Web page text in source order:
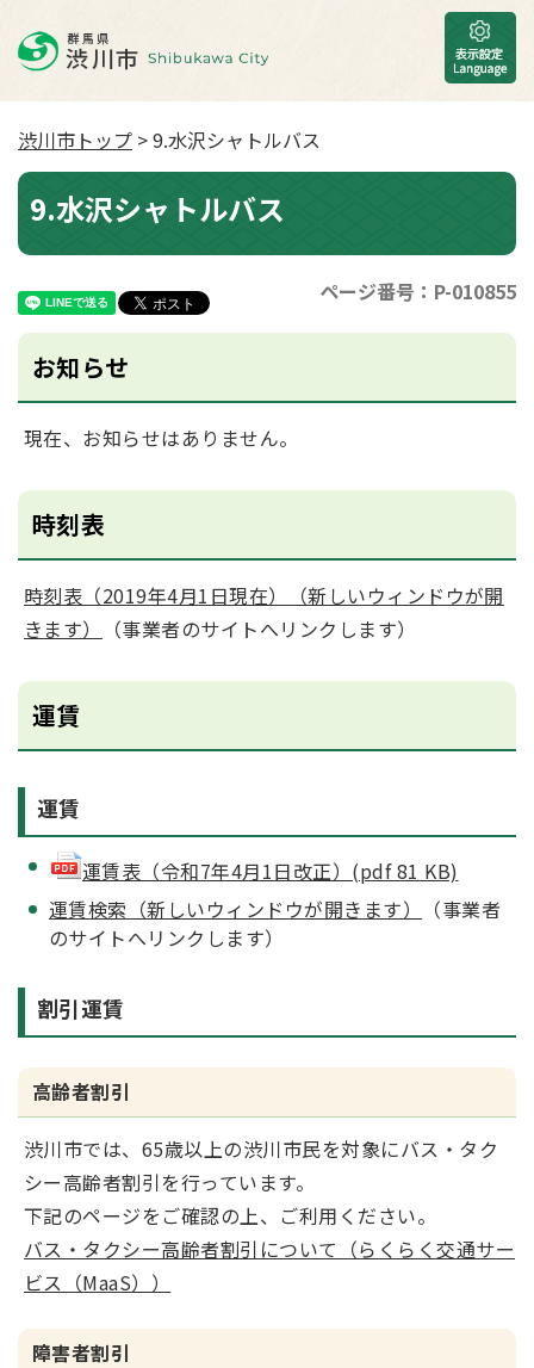
渋川市トップ > 9.水沢シャトルバス
9.水沢シャトルバス
ページ番号：P-010855
お知らせ
現在、お知らせはありません。
時刻表
時刻表（2019年4月1日現在）（新しいウィンドウが開
きます）
（事業者のサイトへリンクします）
運賃
運賃
運賃表（令和7年4月1日改正）(pdf 81 KB)
運賃検索（新しいウィンドウが開きます）
（事業者
のサイトへリンクします）
割引運賃
高齢者割引
渋川市では、65歳以上の渋川市民を対象にバス・タク
シー高齢者割引を行っています。
下記のページをご確認の上、ご利用ください。
バス・タクシー高齢者割引について（らくらく交通サー
ビス（MaaS））
障害者割引